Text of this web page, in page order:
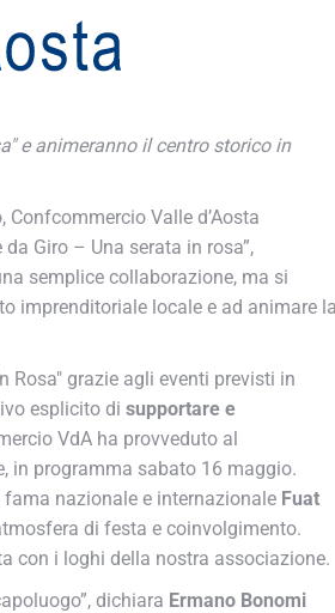
e animeranno il centro storico in
Valle d’Aosta
Giro – Una serata in rosa”,
semplice collaborazione, ma si
imprenditoriale locale e ad animare la
grazie agli eventi previsti in
esplicito disupportare e
VdA ha provveduto al
programma sabato 16 maggio.
nazionale e internazionaleFuat
di festa e coinvolgimento.
con i loghi della nostra associazione.
dichiaraErmano Bonomi